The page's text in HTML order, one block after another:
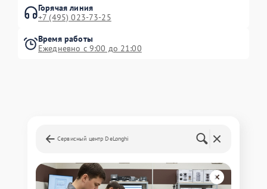
Горячая линия
+7 (495) 023-73-25
Время работы
Ежедневно с 9:00 до 21:00
Сервисный центр DeLonghi